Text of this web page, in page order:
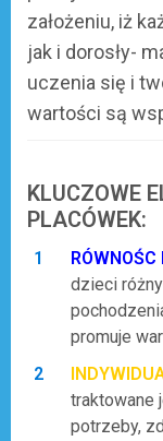
założeniu, iż
jak i dorosły-
uczenia się i
wartości są
KLUCZOWE
PLACÓWEK:
dzieci
promuje
traktowane
potrzeby,